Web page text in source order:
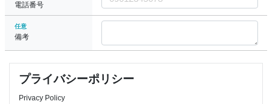
電話番号
任意
備考
プライバシーポリシー
Privacy Policy